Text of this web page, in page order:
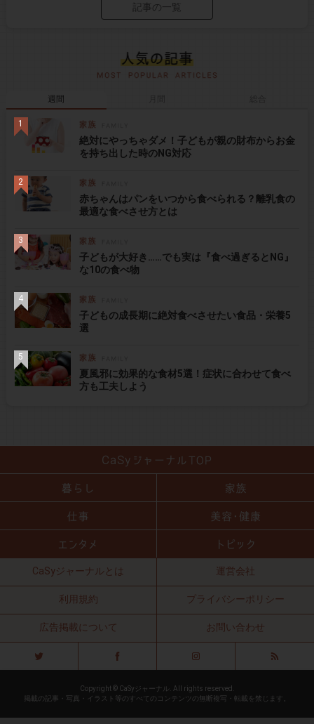
記事の一覧
週間
絶対にやっちゃダメ！子どもが親の財布からお金
を持ち出した時のNG対応
赤ちゃんはパンをいつから食べられる？離乳食の
最適な食べさせ方とは
子どもが大好き……でも実は『食べ過ぎるとNG』
な10の食べ物
子どもの成長期に絶対食べさせたい食品・栄養5
選
夏風邪に効果的な食材5選！症状に合わせて食べ
方も工夫しよう
CaSyジャーナルとは 運営会社
利用規約 プライバシーポリシー
広告掲載について お問い合わせ
Copyright © CaSyジャーナル. All rights reserved.
掲載の記事・写真・イラスト等のすべてのコンテンツの無断複写・転載を禁じます。